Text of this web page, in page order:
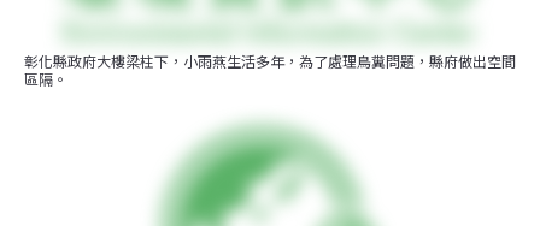
彰化縣政府大樓梁柱下，小雨燕生活多年，為了處理鳥糞問題，縣府做出空間
區隔。